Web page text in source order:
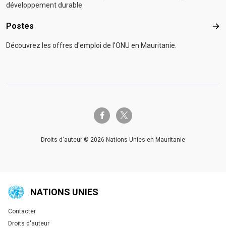
développement durable
Postes
Découvrez les offres d'emploi de l'ONU en Mauritanie.
facebook-ftwitter-x
Droits d'auteur © 2026 Nations Unies en Mauritanie
NATIONS UNIES
Global U.N. menu
Contacter
Droits d'auteur